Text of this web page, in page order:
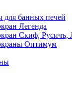
для банных печей
Легенда
Скиф, Русичъ,
Оптимум